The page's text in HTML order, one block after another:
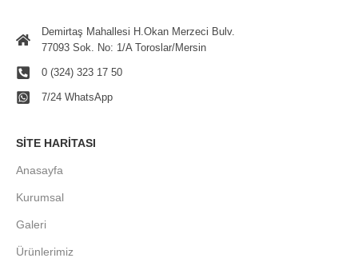
Demirtaş Mahallesi H.Okan Merzeci Bulv.
77093 Sok. No: 1/A Toroslar/Mersin
0 (324) 323 17 50
7/24 WhatsApp
SITE HARITASI
Anasayfa
Kurumsal
Galeri
Ürünlerimiz